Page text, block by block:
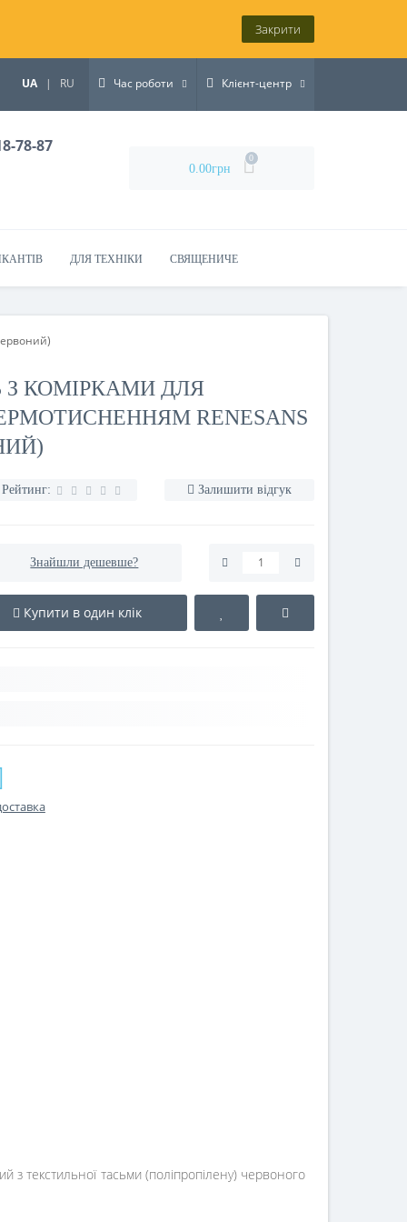
Закрити
UA | RU Час роботи Клієнт-центр
78-87
0.00грн
0
ДЛЯ ТЕХНІКИ СВЯЩЕНИЧЕ
З КОМІРКАМИ ДЛЯ
RENESANS
Рейтинг: Залишити відгук
Знайшли дешевше?
Купити в один клік
з текстильної тасьми (поліпропілену) червоного